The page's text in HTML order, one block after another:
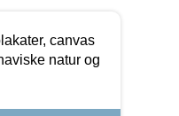
canvas
natur og